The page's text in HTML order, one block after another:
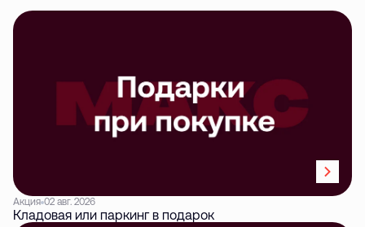
Акция 02 авг. 2026
Кладовая или паркинг в подарок